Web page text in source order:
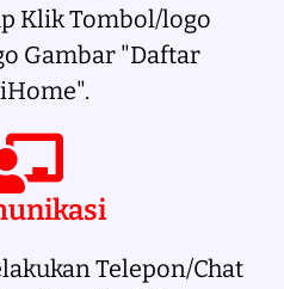
Klik Tombol/logo
Gambar "Daftar
Telepon/Chat